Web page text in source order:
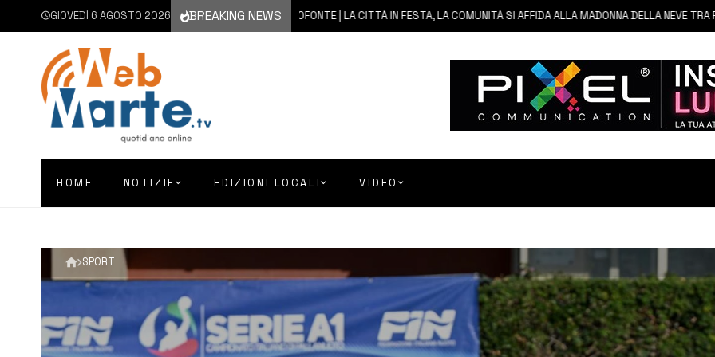
GIOVEDÌ 6 AGOSTO 2026 BREAKING NEWS
6 AGOSTO 2026 FRANCOFONTE | LA CITTÀ IN FESTA, LA COMUNITÀ SI AFFIDA ALLA MADONNA DELLA NEVE TRA FEDE E
HOME NOTIZIE EDIZIONI LOCALI VIDEO
SPORT